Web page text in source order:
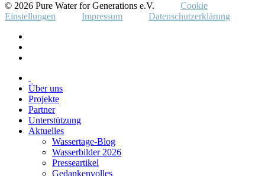
© 2026 Pure Water for Generations e.V.
Cookie
Einstellungen
Impressum Datenschutzerklärung
Über uns
Projekte
Partner
Unterstützung
Aktuelles
Wassertage-Blog
Wasserbilder 2026
Presseartikel
Gedankenvolles